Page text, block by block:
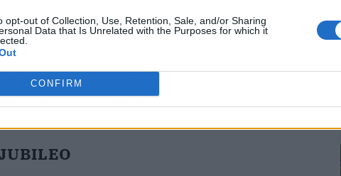
opt-out of Collection, Use, Retention, Sale, and/or Sharing
Data that Is Unrelated with the Purposes for which it
CONFIRM
la conmemoración de este Año Ignaciano. Por
proyecto Manresa 2022, para potenciar el
1522, donde pasó unos meses decisivos y
, que se encuentra en el origen de los
de Jesús.